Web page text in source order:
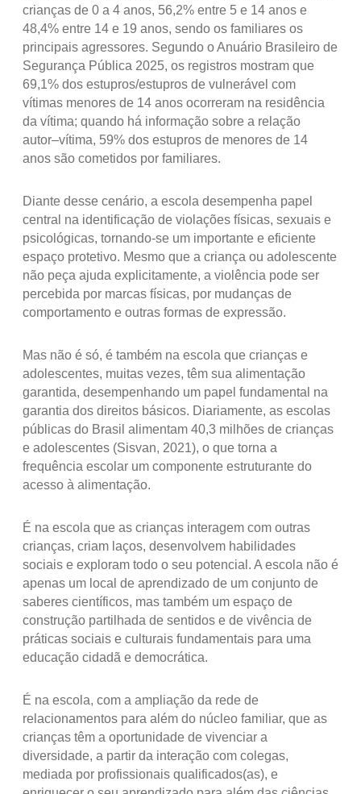
crianças de 0 a 4 anos, 56,2% entre 5 e 14 anos e
48,4% entre 14 e 19 anos, sendo os familiares os
principais agressores. Segundo o Anuário Brasileiro de
Segurança Pública 2025, os registros mostram que
69,1% dos estupros/estupros de vulnerável com
vítimas menores de 14 anos ocorreram na residência
da vítima; quando há informação sobre a relação
autor–vítima, 59% dos estupros de menores de 14
anos são cometidos por familiares.
Diante desse cenário, a escola desempenha papel
central na identificação de violações físicas, sexuais e
psicológicas, tornando-se um importante e eficiente
espaço protetivo. Mesmo que a criança ou adolescente
não peça ajuda explicitamente, a violência pode ser
percebida por marcas físicas, por mudanças de
comportamento e outras formas de expressão.
Mas não é só, é também na escola que crianças e
adolescentes, muitas vezes, têm sua alimentação
garantida, desempenhando um papel fundamental na
garantia dos direitos básicos. Diariamente, as escolas
públicas do Brasil alimentam 40,3 milhões de crianças
e adolescentes (Sisvan, 2021), o que torna a
frequência escolar um componente estruturante do
acesso à alimentação.
É na escola que as crianças interagem com outras
crianças, criam laços, desenvolvem habilidades
sociais e exploram todo o seu potencial. A escola não é
apenas um local de aprendizado de um conjunto de
saberes científicos, mas também um espaço de
construção partilhada de sentidos e de vivência de
práticas sociais e culturais fundamentais para uma
educação cidadã e democrática.
É na escola, com a ampliação da rede de
relacionamentos para além do núcleo familiar, que as
crianças têm a oportunidade de vivenciar a
diversidade, a partir da interação com colegas,
mediada por profissionais qualificados(as), e